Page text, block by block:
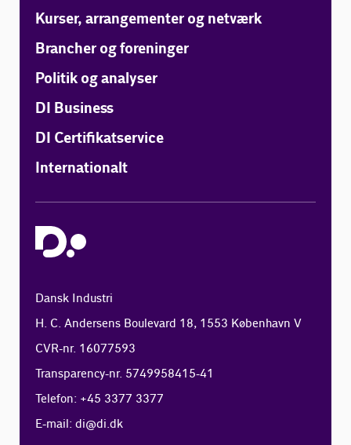
Kurser, arrangementer og netværk
Brancher og foreninger
Politik og analyser
DI Business
DI Certifikatservice
Internationalt
Dansk Industri
H. C. Andersens Boulevard 18, 1553 København V
CVR-nr. 16077593
Transparency-nr. 5749958415-41
Telefon: +45 3377 3377
E-mail:di@di.dk